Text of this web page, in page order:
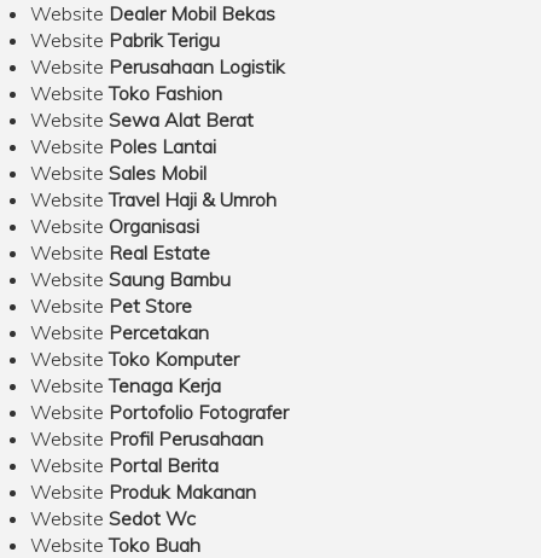
Website Dealer Mobil Bekas
Website Pabrik Terigu
Website Perusahaan Logistik
WebsiteToko Fashion
Website Sewa Alat Berat
Website Poles Lantai
Website Sales Mobil
WebsiteTravel Haji & Umroh
Website Organisasi
Website Real Estate
Website Saung Bambu
Website Pet Store
Website Percetakan
WebsiteToko Komputer
WebsiteTenaga Kerja
Website Portofolio Fotografer
Website Profil Perusahaan
Website Portal Berita
Website Produk Makanan
Website Sedot Wc
WebsiteToko Buah